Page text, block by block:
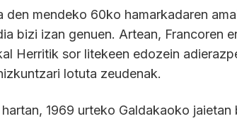
den mendeko 60ko hamarkadaren
bizi izan genuen. Artean, Francoren
Herritik sor litekeen edozein
lotuta zeudenak.
hartan, 1969 urteko Galdakaoko